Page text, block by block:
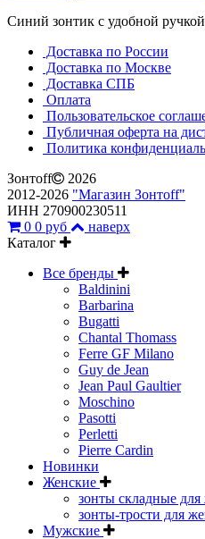
Синий зонтик с удобной
Доставка по России
Доставка по Москве
Доставка СПБ
Оплата
Пользовательское
Публичная оферта на
Политика
Зонтoff
2026
2012-2026 "Магазин Зонтoff"
ИНН 270900230511
0 0 руб
наверх
Каталог
Все бренды
Baldinini
Barbarina
Bugatti
Chantal Thomass
Ferre GF Milano
Guy de Jean
Jean Paul Gaultier
Moschino
Pasotti
Perletti
Pierre Cardin
Новинки
Женские
зонты складные
зонты-трости для
Мужские